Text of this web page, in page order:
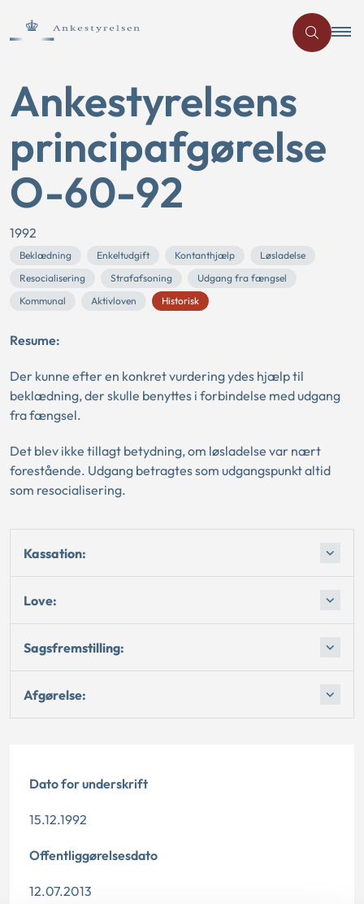
Ankestyrelsens
principafgørelse
O-60-92
1992
Beklædning Enkeltudgift Kontanthjælp
Løsladelse
Resocialisering
Strafafsoning
Udgang fra fængsel
Kommunal
Aktivloven Historisk
Resume:
Der kunne efter en konkret vurdering ydes hjælp til
beklædning, der skulle benyttes i forbindelse med udgang
fra fængsel.
Det blev ikke tillagt betydning, om løsladelse var nært
forestående. Udgang betragtes som udgangspunkt altid
som resocialisering.
Kassation:
Love:
Sagsfremstilling:
Afgørelse:
Dato for underskrift
15.12.1992
Offentliggørelsesdato
12.07.2013